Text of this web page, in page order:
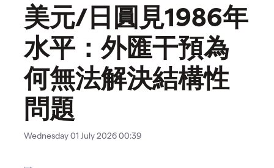
美元/日圓見1986年
水平：外匯干預為
何無法解決結構性
問題
Wednesday 01 July 2026 00:39